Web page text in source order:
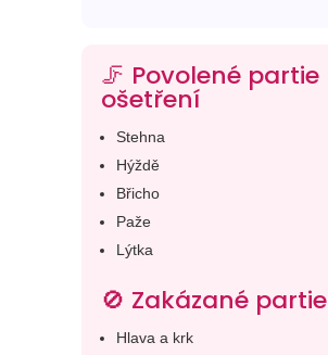
🦵 Povolené partie
ošetření
Stehna
Hýždě
Břicho
Paže
Lýtka
🚫 Zakázané partie
Hlava a krk